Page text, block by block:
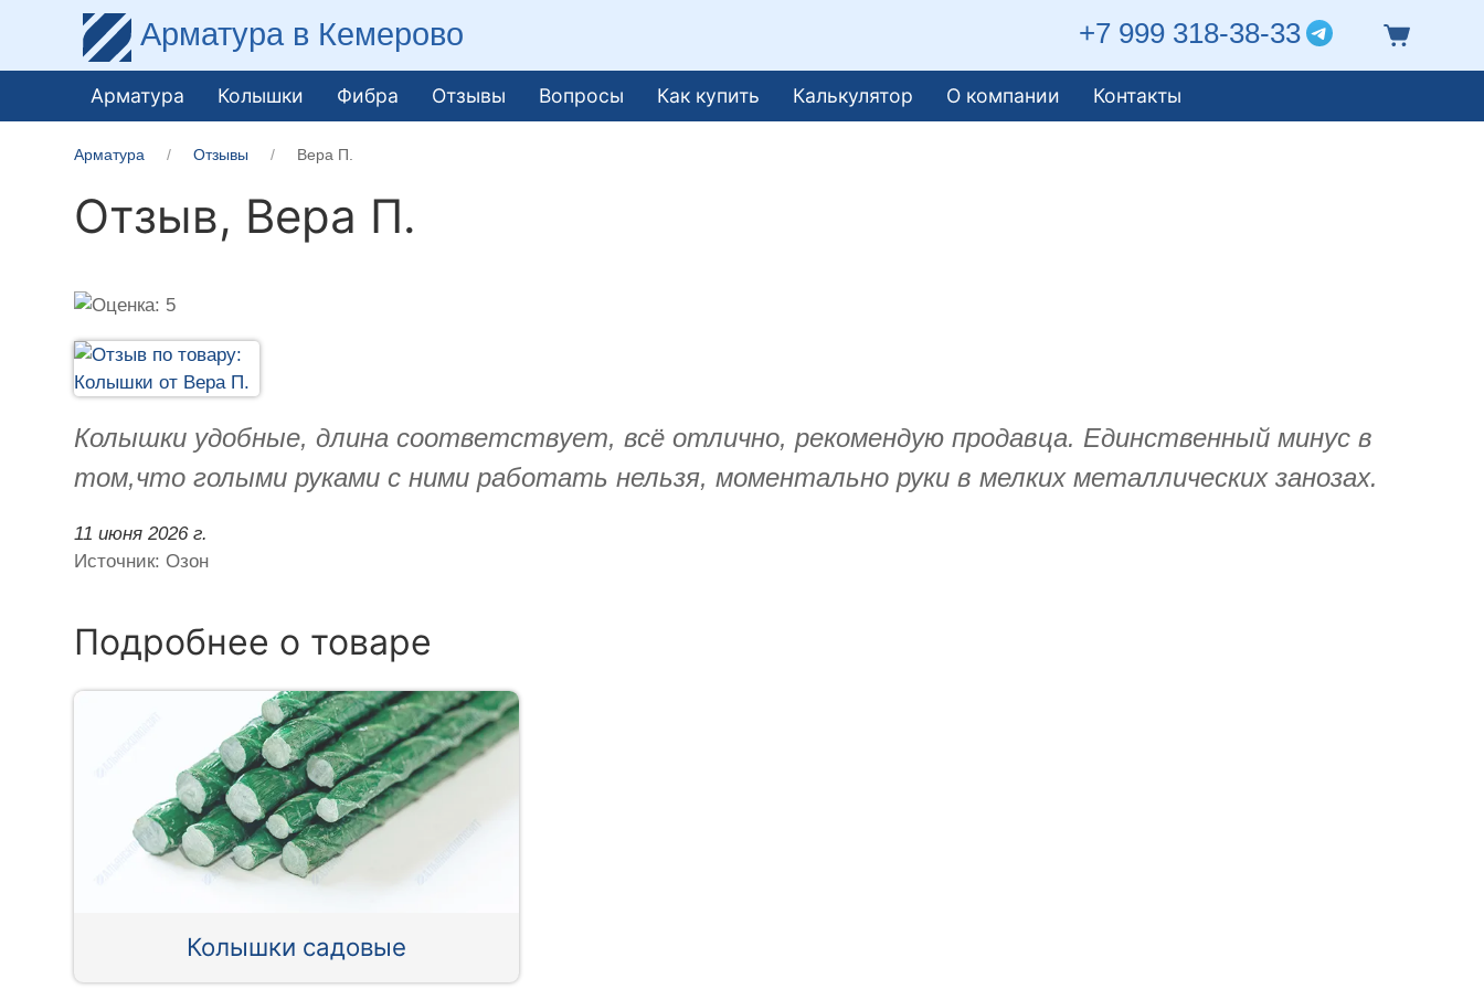
Арматура в Кемерово +7 999 318-38-33
Арматура Колышки Фибра Отзывы Вопросы Как купить Калькулятор О компании Контакты
Арматура Отзывы Вера П.
Отзыв, Вера П.
Колышки удобные, длина соответствует, всё отлично, рекомендую продавца. Единственный минус в
том,что голыми руками с ними работать нельзя, моментально руки в мелких металлических занозах.
11 июня 2026 г.
Источник: Озон
Подробнее о товаре
Колышки садовые